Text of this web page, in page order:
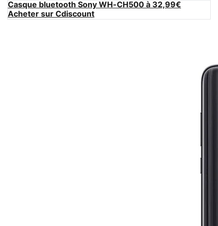
Casque bluetooth Sony WH-CH500 à 32,99€
Acheter sur Cdiscount